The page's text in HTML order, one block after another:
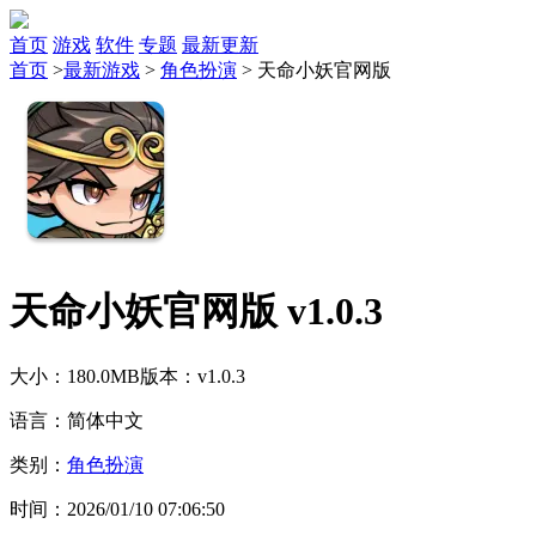
首页 游戏 软件 专题 最新更新
首页 >最新游戏 > 角色扮演 > 天命小妖官网版
天命小妖官网版 v1.0.3
大小：180.0MB版本：v1.0.3
语言：简体中文
类别： 角色扮演
时间：2026/01/10 07:06:50